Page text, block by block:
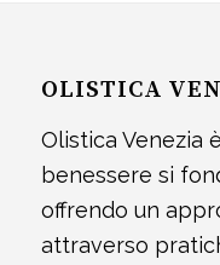
OLISTICA
Olistica Venezia
benessere si
offrendo un
attraverso